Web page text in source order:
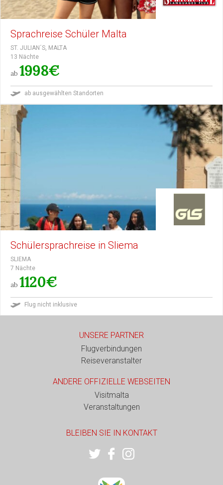
Sprachreise Schüler Malta
ST. JULIAN´S, MALTA
13 Nächte
ab 1998€
ab ausgewählten Standorten
Schülersprachreise in Sliema
SLIEMA
7 Nächte
ab 1120€
Flug nicht inklusive
UNSERE PARTNER
Flugverbindungen
Reiseveranstalter
ANDERE OFFIZIELLE WEBSEITEN
Visitmalta
Veranstaltungen
BLEIBEN SIE IN KONTAKT